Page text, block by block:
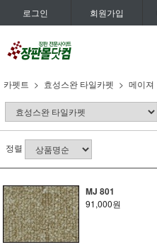
로그인 회원가입
카펫트 효성스완 타일카펫 메이져
정렬
MJ 801
91,000원